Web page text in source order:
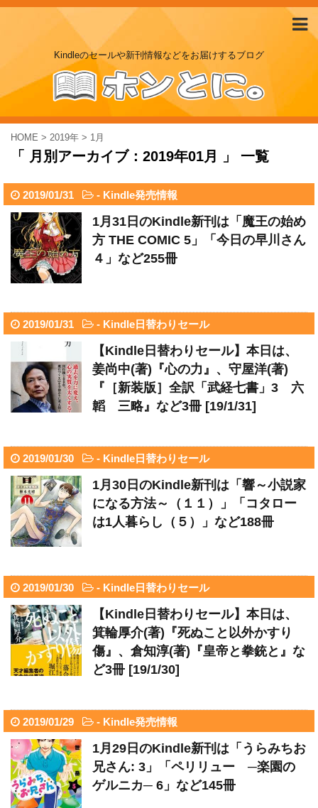
Kindleのセールや新刊情報などをお届けするブログ
HOME > 2019年 > 1月
「 月別アーカイブ：2019年01月 」 一覧
2019/01/31 - Kindle発売情報
1月31日のKindle新刊は「魔王の始め
方 THE COMIC 5」「今日の早川さん
４」など255冊
2019/01/31 - Kindle日替わりセール
【Kindle日替わりセール】本日は、
姜尚中(著)『心の力』、守屋洋(著)
『［新装版］全訳「武経七書」3 六
韜 三略』など3冊 [19/1/31]
2019/01/30 - Kindle日替わりセール
1月30日のKindle新刊は「響～小説家
になる方法～（１１）」「コタロー
は1人暮らし（５）」など188冊
2019/01/30 - Kindle日替わりセール
【Kindle日替わりセール】本日は、
箕輪厚介(著)『死ぬこと以外かすり
傷』、倉知淳(著)『皇帝と拳銃と』な
ど3冊 [19/1/30]
2019/01/29 - Kindle発売情報
1月29日のKindle新刊は「うらみちお
兄さん: 3」「ペリリュー ─楽園の
ゲルニカ─ 6」など145冊